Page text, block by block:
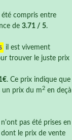
été compris entre
de 3.71 / 5.
il est vivement
trouver le juste prix
. Ce prix indique que
un prix du m 2 en deçà
n'ont pas été prises en
le prix de vente